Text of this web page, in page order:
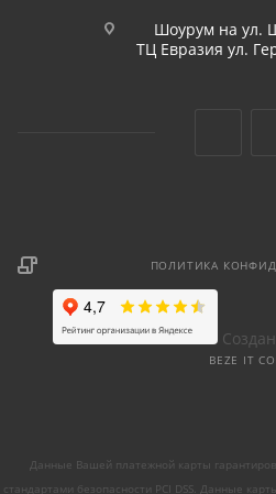
Шоурум на ул.
ТЦ Евразия ул.
ПОЛИТИКА
BEZE IT
Данные Вашей платежной карты
стандартами безопасности PCI DSS. Данные